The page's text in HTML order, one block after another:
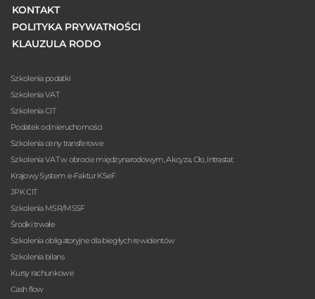
KONTAKT
POLITYKA PRYWATNOŚCI
KLAUZULA RODO
Szkolenia podatki
Szkolenia VAT
Szkolenia CIT
Podatek od nieruchomości
Szkolenia ceny transferowe
Szkolenia VAT w obrocie międzynarodowym, Akcyza, Cło, Intrastat
Krajowy System e-Faktur KSeF
JPK CIT
Szkolenia MSR/MSSF
Środki trwałe
Szkolenia obligatoryjne dla biegłych rewidentów
Szkolenia bilans
Kursy rachunkowe
Cash flow